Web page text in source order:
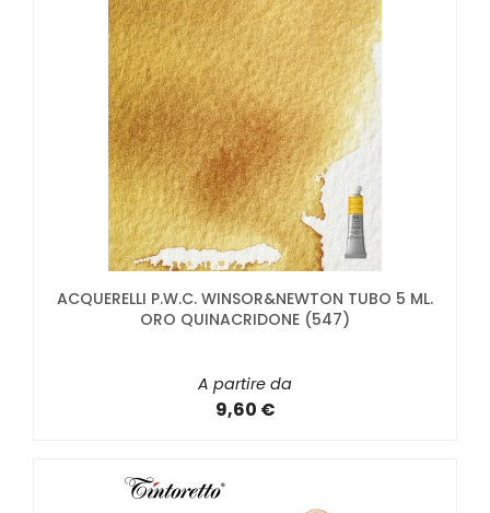
ACQUERELLI P.W.C. WINSOR&NEWTON TUBO 5 ML.
ORO QUINACRIDONE (547)
A partire da
9,60 €